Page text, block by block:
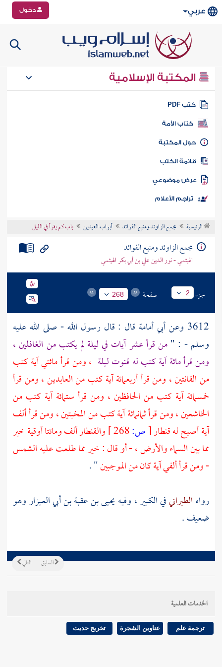
عربي دخول
المكتبة الإسلامية
كتب PDF
كتاب الأمة
المكتبة
الكتب
موضوعي
تراجم الأعلام
الرئيسية مجمع الزاوئد ومنبع الفوائد أبواب العيدين باب كم يقرأ في الليل
مجمع الزاوئد ومنبع الفوائد
الهيثمي - نور الدين علي بن أبي بكر الهيثمي
جزء 2 صفحة 268
3612 وعن أبي أمامة قال : قال رسول الله - صلى الله عليه
وسلم - : "من قرأ عشر آيات في ليلة لم يكتب من الغافلين ،
ومن قرأ مائة آية كتب له قنوت ليلة ، ومن قرأ مائتي آية كتب
من القانتين ، ومن قرأ أربعمائة آية كتب من العابدين ، ومن قرأ
خمسمائة آية كتب من الحافظين ، ومن قرأ ستمائة آية كتب من
الخاشعين ، ومن قرأ ثمانمائة آية كتب من المخبتين ، ومن قرأ ألف
آية أصبح له قنطار[ص:
والقنطار ألف ومائتا أوقية خير
مما بين السماء والأرض ، - أو قال : خير مما طلعت عليه الشمس
- ومن قرأ ألفي آية كان من الموجبين" .
رواه الطبرانيفي الكبير ، وفيهيحيى بن عقبة بن أبي العيزاروهو
ضعيف .
التالي السابق
الخدمات العلمية
ترجمة علم عناوين الشجرة تخريج حديث